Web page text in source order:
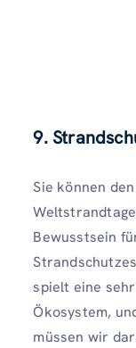
9.
Sie können
Bewusstsein
spielt eine
Ökosystem,
müssen wir